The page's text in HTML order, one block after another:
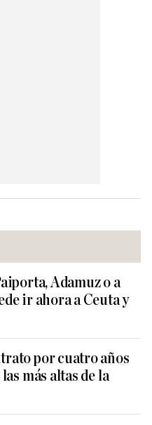
Adamuz o a
ir ahora a Ceuta y
por cuatro años
más altas de la